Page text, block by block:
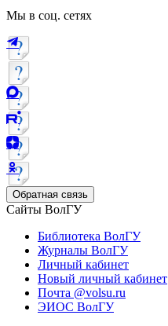
Мы в соц. сетях
Обратная связь
Сайты ВолГУ
Библиотека ВолГУ
Журналы ВолГУ
Личный кабинет
Новый личный кабинет
Почта @volsu.ru
ЭИОС ВолГУ